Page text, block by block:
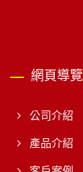
網頁導覽
公司介紹
產品介紹